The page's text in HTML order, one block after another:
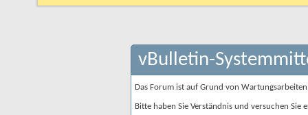
vBulletin-
Das Forum ist auf Grund von
Bitte haben Sie Verständnis und versuchen Sie